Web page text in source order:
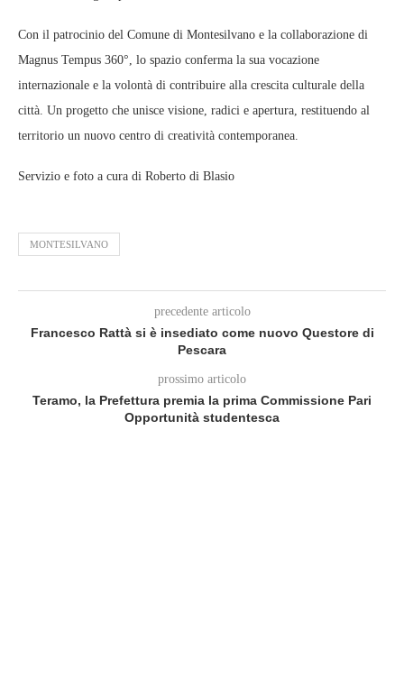
Con il patrocinio del Comune di Montesilvano e la collaborazione di
Magnus Tempus 360°, lo spazio conferma la sua vocazione
internazionale e la volontà di contribuire alla crescita culturale della
città. Un progetto che unisce visione, radici e apertura, restituendo al
territorio un nuovo centro di creatività contemporanea.
Servizio e foto a cura di Roberto di Blasio
MONTESILVANO
precedente articolo
Francesco Rattà si è insediato come nuovo Questore di
Pescara
prossimo articolo
Teramo, la Prefettura premia la prima Commissione Pari
Opportunità studentesca